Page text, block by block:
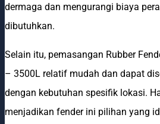
dermaga dan mengurangi biaya
dibutuhkan.
Selain itu, pemasangan Rubber
– 3500L relatif mudah dan dapat
dengan kebutuhan spesifik lokasi.
menjadikan fender ini pilihan yang